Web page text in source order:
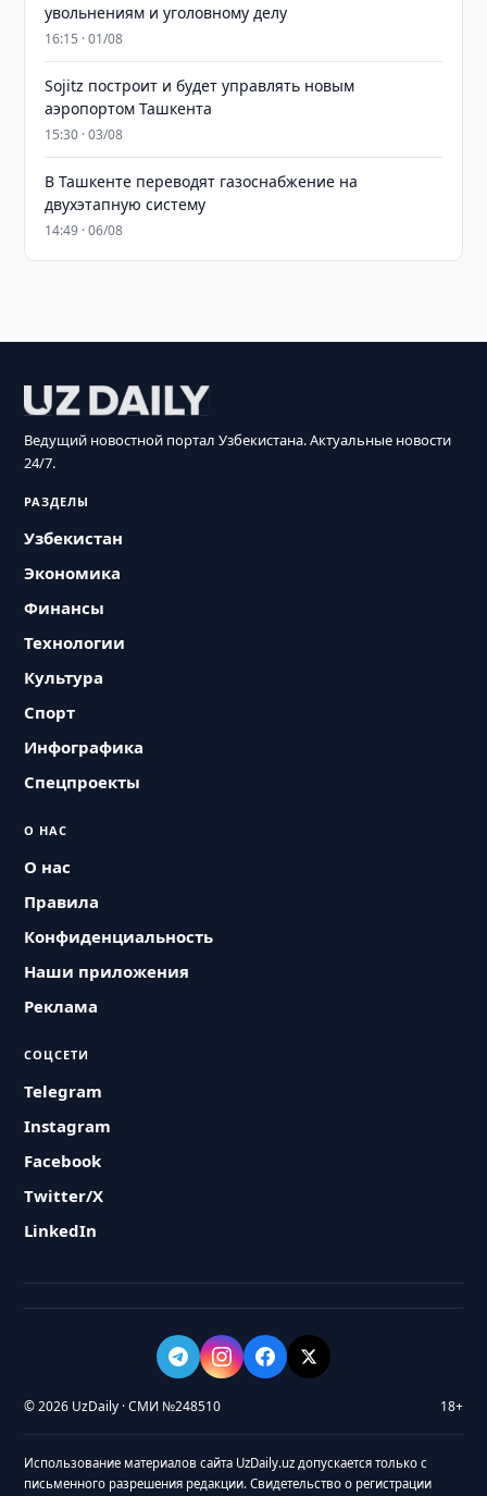
увольнениям и уголовному делу
16:15 · 01/08
Sojitz построит и будет управлять новым
аэропортом Ташкента
15:30 · 03/08
В Ташкенте переводят газоснабжение на
двухэтапную систему
14:49 · 06/08
Ведущий новостной портал Узбекистана. Актуальные новости
24/7.
РАЗДЕЛЫ
Узбекистан
Экономика
Финансы
Технологии
Культура
Спорт
Инфографика
Спецпроекты
О НАС
О нас
Правила
Конфиденциальность
Наши приложения
Реклама
СОЦСЕТИ
Telegram
Instagram
Facebook
Twitter/X
LinkedIn
© 2026 UzDaily · СМИ №248510 18+
Использование материалов сайта UzDaily.uz допускается только с
письменного разрешения редакции. Свидетельство о регистрации